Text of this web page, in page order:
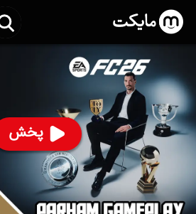
پخش
استریم اف‌سی ۲۶ - پرهام گیم پلی
پرهام گیم پلی
ساخت ایران سال 1404
رده سنی ۱۳+
استریم
توضیحات قسمت‌ها